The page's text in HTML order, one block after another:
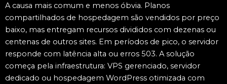
A causa mais comum e menos óbvia. Planos
compartilhados de hospedagem são vendidos por preço
baixo, mas entregam recursos divididos com dezenas ou
centenas de outros sites. Em períodos de pico, o servidor
responde com latência alta ou erros 503. A solução
começa pela infraestrutura: VPS gerenciado, servidor
dedicado ou hospedagem WordPress otimizada com